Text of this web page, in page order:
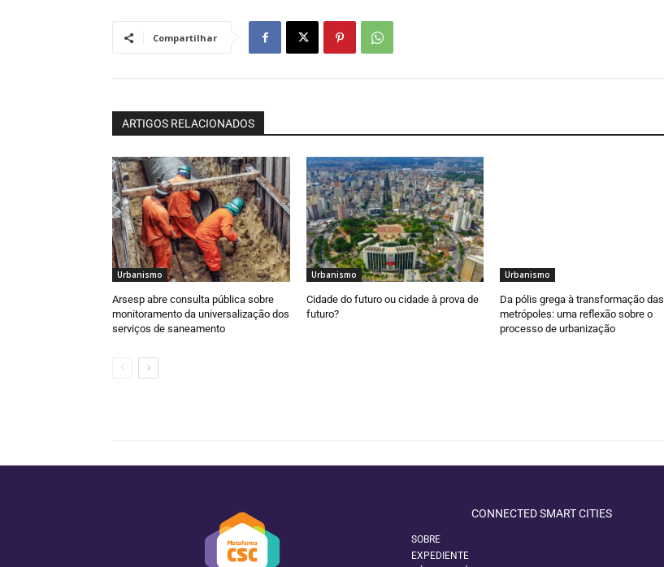
Compartilhar
ARTIGOS RELACIONADOS
Urbanismo
Arsesp abre consulta pública sobre
monitoramento da universalização dos
serviços de saneamento
Urbanismo
Cidade do futuro ou cidade à prova de
futuro?
Urbanismo
Da pólis grega à transformação das
metrópoles: uma reflexão sobre o
processo de urbanização
CONNECTED SMART CITIES
SOBRE
EXPEDIENTE